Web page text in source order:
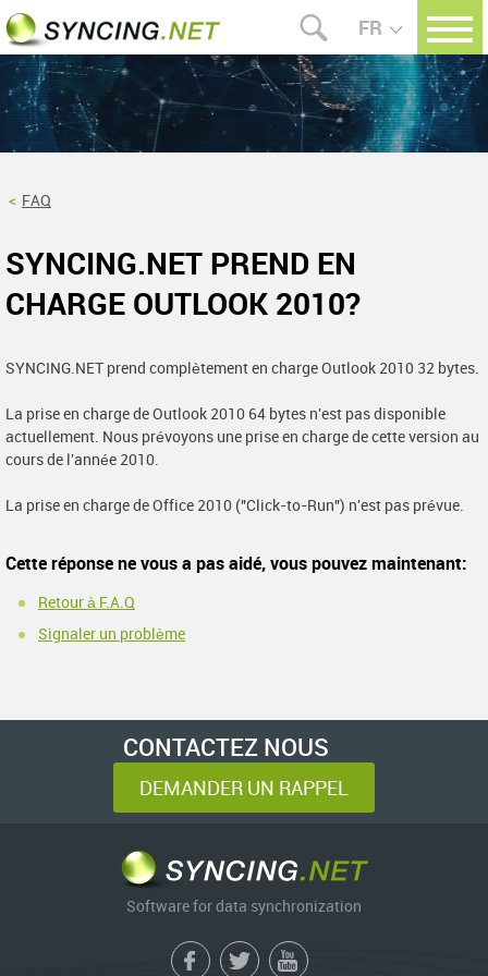
FR
FAQ
SYNCING.NET PREND EN
CHARGE OUTLOOK 2010?
SYNCING.NET prend complètement en charge Outlook 2010 32 bytes.
La prise en charge de Outlook 2010 64 bytes n'est pas disponible
actuellement. Nous prévoyons une prise en charge de cette version au
cours de l'année 2010.
La prise en charge de Office 2010 ("Click-to-Run") n'est pas prévue.
Cette réponse ne vous a pas aidé, vous pouvez maintenant:
Retour à F.A.Q
Signaler un problème
CONTACTEZ NOUS
DEMANDER UN RAPPEL
Software for data synchronization